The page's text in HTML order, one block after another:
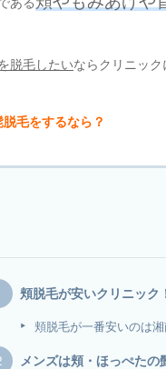
ある
脱毛したいならクリニッ
脱毛をするなら？
頬脱毛が安いクリニック
頬脱毛が一番安いのは
メンズは頬・ほっぺた